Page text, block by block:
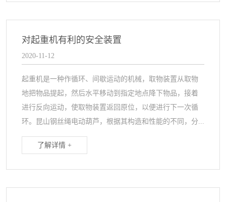
对起重机有利的安全装置
2020-11-12
起重机是一种作循环、间歇运动的机械，取物装置从取物
地把物品提起，然后水平移动到指定地点降下物品，接着
进行反向运动，使取物装置返回原位，以便进行下一次循
环。昆山钢丝绳电动葫芦，根据其构造和性能的不同，分...
了解详情 +